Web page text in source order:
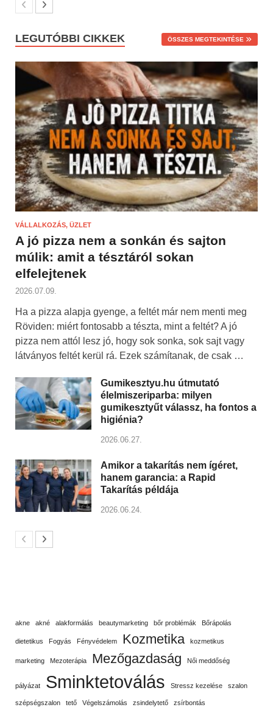
LEGUTÓBBI CIKKEK ÖSSZES MEGTEKINTÉSE
VÁLLALKOZÁS, ÜZLET
A jó pizza nem a sonkán és sajton
múlik: amit a tésztáról sokan
elfelejtenek
2026.07.09.
Ha a pizza alapja gyenge, a feltét már nem menti meg
Röviden: miért fontosabb a tészta, mint a feltét? A jó
pizza nem attól lesz jó, hogy sok sonka, sok sajt vagy
látványos feltét kerül rá. Ezek számítanak, de csak …
Gumikesztyu.hu útmutató
élelmiszeriparba: milyen
gumikesztyűt válassz, ha fontos a
higiénia?
2026.06.27.
Amikor a takarítás nem ígéret,
hanem garancia: a Rapid
Takarítás példája
2026.06.24.
akne akné alakformálás beautymarketing bőr problémák Bőrápolás
dietetikus Fogyás Fényvédelem Kozmetika kozmetikus
marketing Mezoterápia Mezőgazdaság Női meddőség
pályázat Sminktetoválás Stressz kezelése szalon
szépségszalon tető Végelszámolás zsindelytető zsírbontás